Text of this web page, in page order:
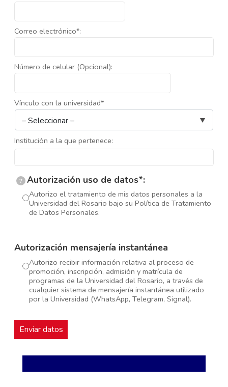
Correo electrónico*:
Número de celular (Opcional):
Vínculo con la universidad*
Institución a la que pertenece:
? Autorización uso de datos*:
Autorizo el tratamiento de mis datos personales a la
Universidad del Rosario bajo su Política de Tratamiento
de Datos Personales.
Autorización mensajería instantánea
Autorizo recibir información relativa al proceso de
promoción, inscripción, admisión y matrícula de
programas de la Universidad del Rosario, a través de
cualquier sistema de mensajería instantánea utilizado
por la Universidad (WhatsApp, Telegram, Signal).